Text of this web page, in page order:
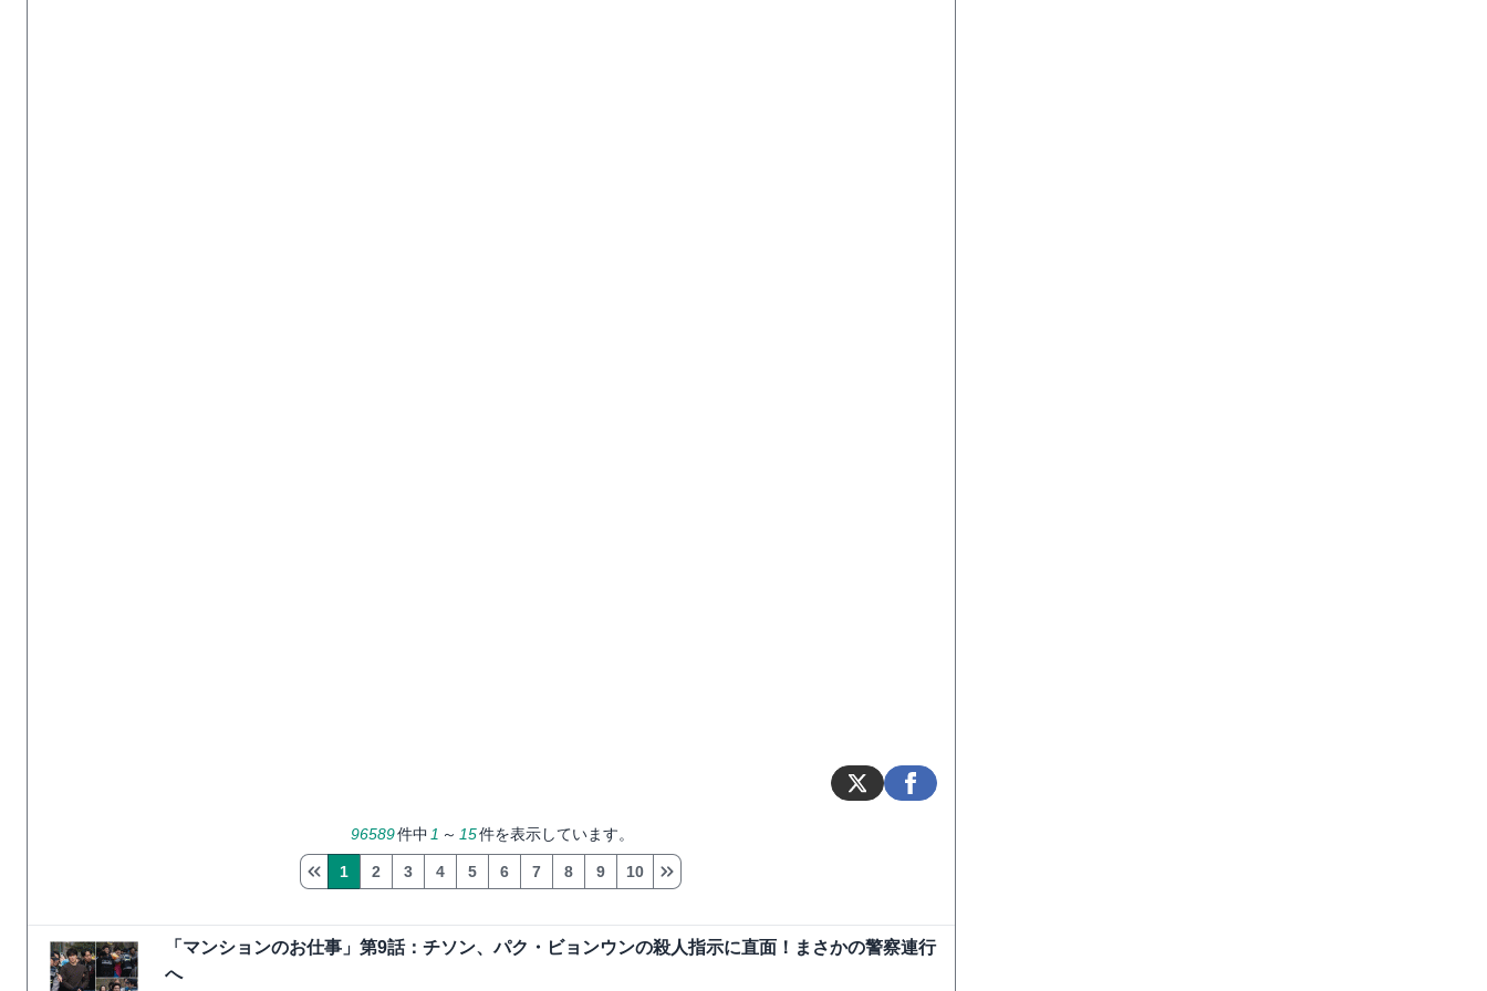
96589件中 1 ～ 15件を表示しています。
1 2 3 4 5 6 7 8 9 10
「マンションのお仕事」第9話：チソン、パク・ビョンウンの殺人指示に直面！まさかの警察連行
へ